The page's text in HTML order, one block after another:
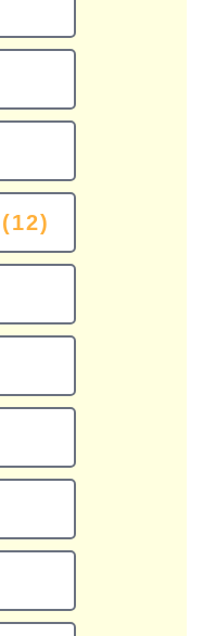
(12)